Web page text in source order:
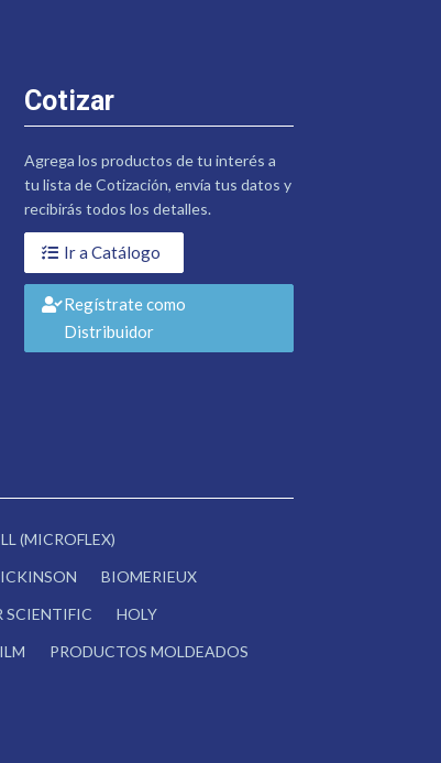
Cotizar
Agrega los productos de tu interés a
tu lista de Cotización, envía tus datos y
recibirás todos los detalles.
Ir a Catálogo
Regístrate como
Distribuidor
(MICROFLEX)
BIOMERIEUX
SCIENTIFIC
HOLY
PRODUCTOS MOLDEADOS